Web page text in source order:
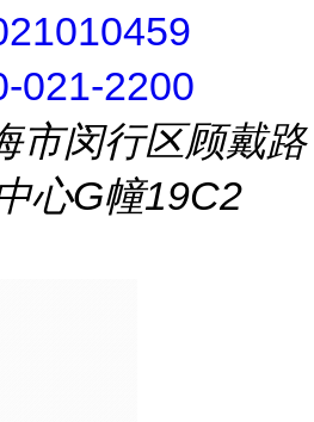
021-2200
市闵行区顾戴路
心G幢19C2